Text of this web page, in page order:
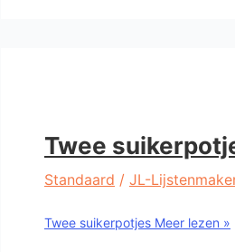
Twee
Standaard / JL-
Twee suikerpotjes Meer lezen »